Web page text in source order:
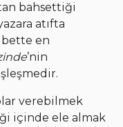
bahsettiği
atıfta
en
’nin
verebilmek
içinde ele almak